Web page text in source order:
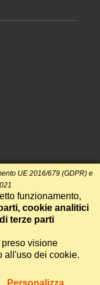
• Testata
del 14/12/2017
Personalizza
UE 2016/679 (GDPR) e
funzionamento,
cookie analitici
terze parti
visione
all'uso dei cookie.